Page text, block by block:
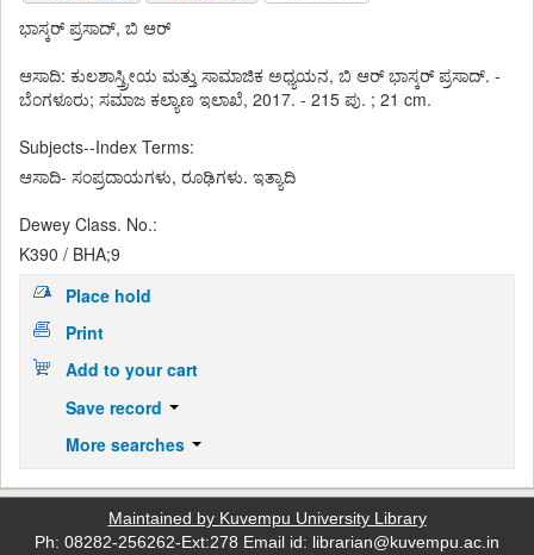
ಭಾಸ್ಕರ್ ಪ್ರಸಾದ್, ಬಿ ಆರ್
ಆಸಾದಿ: ಕುಲಶಾಸ್ತ್ರೀಯ ಮತ್ತು ಸಾಮಾಜಿಕ ಅಧ್ಯಯನ, ಬಿ ಆರ್ ಭಾಸ್ಕರ್ ಪ್ರಸಾದ್. -
ಬೆಂಗಳೂರು; ಸಮಾಜ ಕಲ್ಯಾಣ ಇಲಾಖೆ, 2017. - 215 ಪು. ; 21 cm.
Subjects--Index Terms:
ಆಸಾದಿ- ಸಂಪ್ರದಾಯಗಳು, ರೂಢಿಗಳು. ಇತ್ಯಾದಿ
Dewey Class. No.:
K390 / BHA;9
Place hold
Print
Add to your cart
Save record
More searches
Maintained by Kuvempu University Library
Ph: 08282-256262-Ext:278 Email id: librarian@kuvempu.ac.in